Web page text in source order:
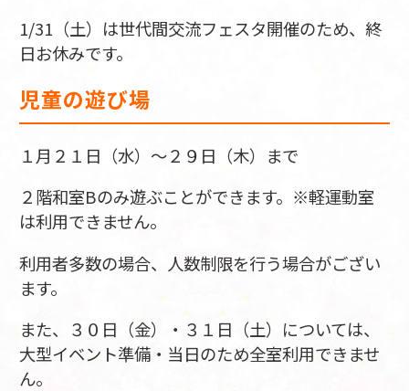
1/31（土）は世代間交流フェスタ開催のため、終
日お休みです。
児童の遊び場
１月２１日（水）～２９日（木）まで
２階和室Bのみ遊ぶことができます。※軽運動室
は利用できません。
利用者多数の場合、人数制限を行う場合がござい
ます。
また、３０日（金）・３１日（土）については、
大型イベント準備・当日のため全室利用できませ
ん。